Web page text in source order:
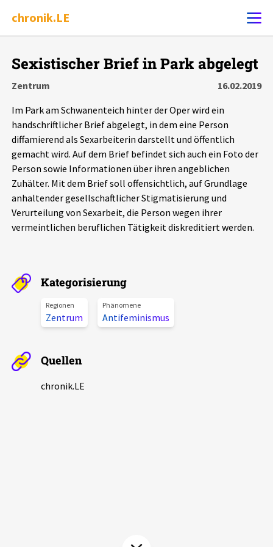
chronik.LE
Ereignis melden
Chronik
Dossiers
Leipziger Zustände
Schlaglichter
Aktuelles
Alle Beiträge
Pressemitteilungen
Podcasts
Über uns
Projektbeschreibung
Kontakt
Sexistischer Brief in Park abgelegt
Zentrum
16.02.2019
Im Park am Schwanenteich hinter der Oper wird ein
handschriftlicher Brief abgelegt, in dem eine Person
diffamierend als Sexarbeiterin darstellt und öffentlich
gemacht wird. Auf dem Brief befindet sich auch ein Foto der
Person sowie Informationen über ihren angeblichen
Zuhälter. Mit dem Brief soll offensichtlich, auf Grundlage
anhaltender gesellschaftlicher Stigmatisierung und
Verurteilung von Sexarbeit, die Person wegen ihrer
vermeintlichen beruflichen Tätigkeit diskreditiert werden.
Kategorisierung
Regionen
Zentrum
Phänomene
Antifeminismus
Quellen
chronik.LE
Alle Ereignisse
Ereignisse Statistik
Exportieren ? Filter Erklärungen